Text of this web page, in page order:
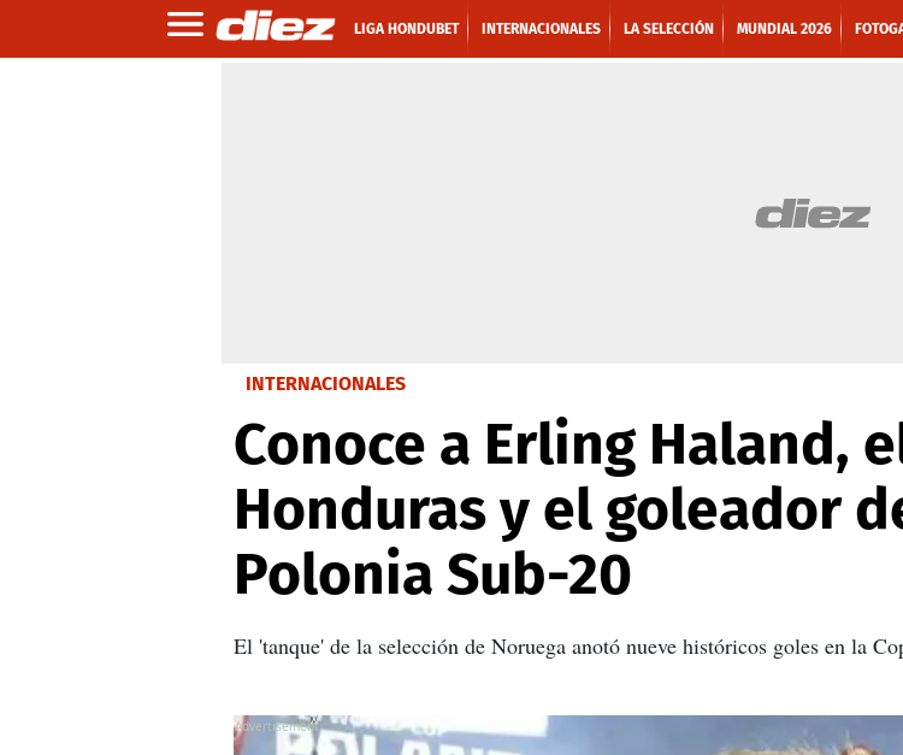
LIGA HONDUBET INTERNACIONALES LA SELECCIÓN MUNDIAL 2026
INTERNACIONALES
Conoce a Erling Haland,
Honduras y el goleador
Polonia Sub-20
El 'tanque' de la selección de Noruega anotó nueve históricos goles en la
X